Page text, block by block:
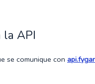
la API
se comunique con